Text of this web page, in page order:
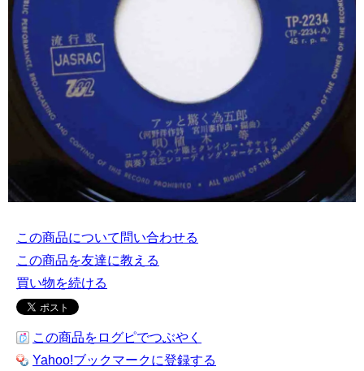
この商品について問い合わせる
この商品を友達に教える
買い物を続ける
この商品をログピでつぶやく
Yahoo!ブックマークに登録する